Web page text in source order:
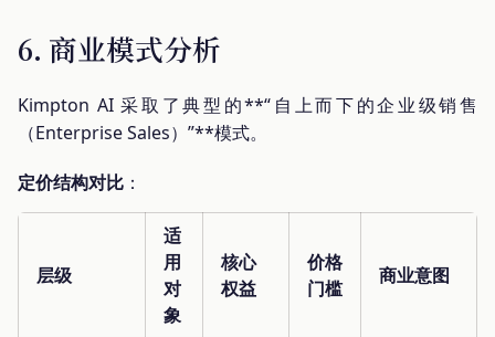
6. 商业模式分析
Kimpton AI 采取了典型的**“自上而下的企业级销售
（Enterprise Sales）”**模式。
定价结构对比 ：
层级
适
用
对
象
核心
权益
价格
门槛
商业意图